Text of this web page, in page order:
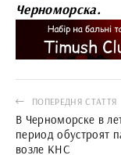
Черноморска.
ПОПЕРЕДНЯ СТАТТЯ
В Черноморске в
период обустроят
возле КНС